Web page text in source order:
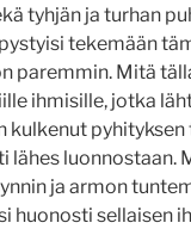
tyhjän ja turhan
tekemään
paremmin. Mitä
ihmisille, jotka
kulkenut
lähes luonnostaan.
ja armon
huonosti sellaisen